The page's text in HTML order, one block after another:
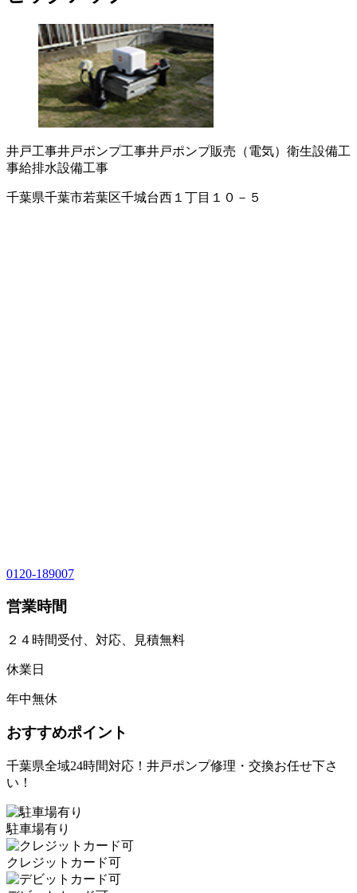
井戸工事井戸ポンプ工事井戸ポンプ販売（電気） 衛生設備工
事給排水設備工事
千葉県千葉市若葉区千城台西１丁目１０－５
0120-189007
営業時間
２４時間受付、対応、見積無料
休業日
年中無休
おすすめポイント
千葉県全域24時間対応！井戸ポンプ修理・交換お任せ下さ
い！
駐車場有り
クレジットカード可